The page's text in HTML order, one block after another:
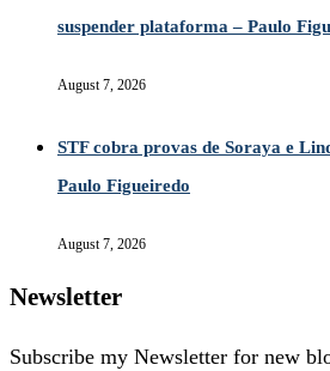
suspender plataforma – Paulo
August 7, 2026
STF cobra provas de Soraya e
Paulo Figueiredo
August 7, 2026
Newsletter
Subscribe my Newsletter for new